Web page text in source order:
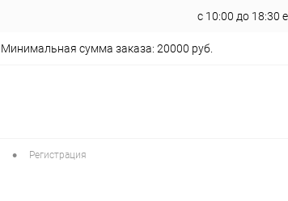
с 10:00 до 18:30
Минимальная сумма заказа: 20000 руб.
• Регистрация